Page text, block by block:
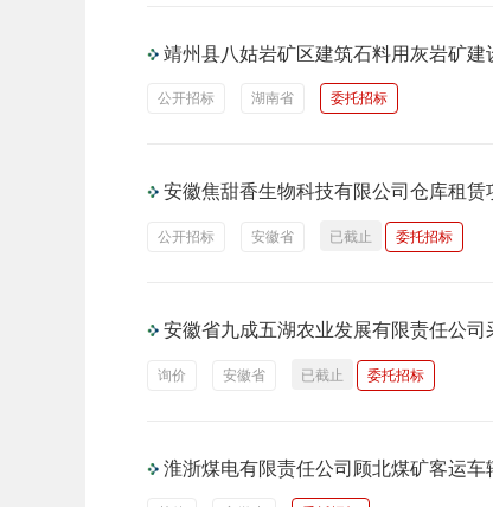
靖州县八姑岩矿区建筑石料用灰岩矿
公开招标 湖南省 委托招标
安徽焦甜香生物科技有限公司仓库租赁
公开招标 安徽省 已截止 委托招标
安徽省九成五湖农业发展有限责任公
询价 安徽省 已截止 委托招标
淮浙煤电有限责任公司顾北煤矿客运